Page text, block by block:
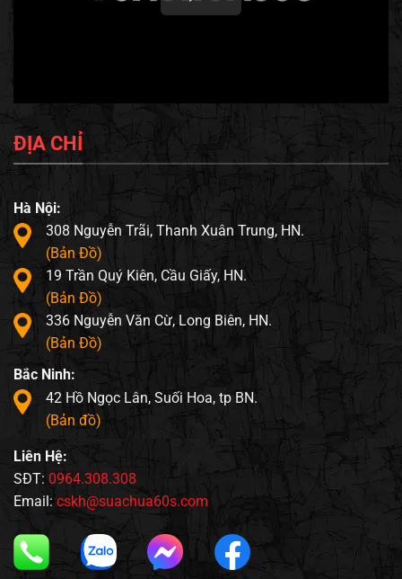
ĐỊA CHỈ
Hà Nội:
308 Nguyễn Trãi, Thanh Xuân Trung, HN.
(Bản Đồ)
19 Trần Quý Kiên, Cầu Giấy, HN.
(Bản Đồ)
336 Nguyễn Văn Cừ, Long Biên, HN.
(Bản Đồ)
Bắc Ninh:
42 Hồ Ngọc Lân, Suối Hoa, tp BN.
(Bản đồ)
Liên Hệ:
SĐT: 0964.308.308
Email: cskh@suachua60s.com